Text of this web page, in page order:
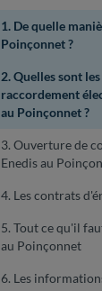
1. De quelle
Poinçonnet ?
2. Quelles sont
raccordement
au Poinçonnet ?
3. Ouverture de
Enedis au
4. Les contrats
5. Tout ce qu'il
au Poinçonnet
6. Les